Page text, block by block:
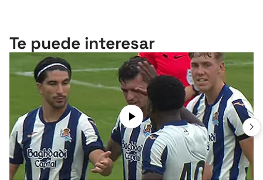
Te puede interesar